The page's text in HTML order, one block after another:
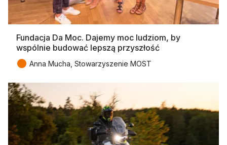
Fundacja Da Moc. Dajemy moc ludziom, by
wspólnie budować lepszą przyszłość
● Anna Mucha, Stowarzyszenie MOST